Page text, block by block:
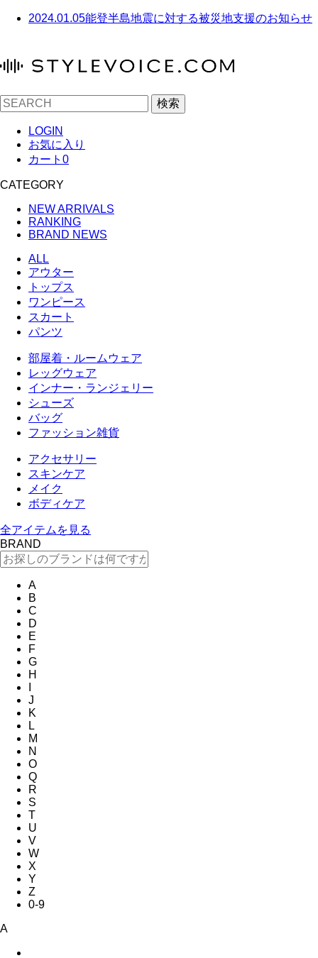
2024.01.05能登半島地震に対する被災地支援のお知らせ
検索
LOGIN
お気に入り
カート 0
CATEGORY
NEW ARRIVALS
RANKING
BRAND NEWS
ALL
アウター
トップス
ワンピース
スカート
パンツ
部屋着・ルームウェア
レッグウェア
インナー・ランジェリー
シューズ
バッグ
ファッション雑貨
アクセサリー
スキンケア
メイク
ボディケア
全アイテムを見る
BRAND
A
B
C
D
E
F
G
H
J
K
L
M
N
O
Q
R
S
T
U
V
W
X
Y
Z
0-9
A